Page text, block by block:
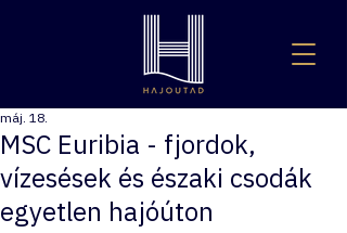
MSC Euribia - fjordok,
vízesések és északi csodák
egyetlen hajóúton
máj. 18.